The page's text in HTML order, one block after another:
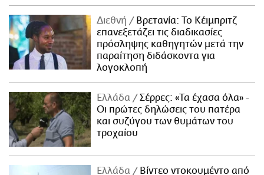
Διεθνή
Βρετανία: Το Κέιμπριτζ
επανεξετάζει τις διαδικασίες
πρόσληψης καθηγητών μετά την
παραίτηση διδάσκοντα για
λογοκλοπή
Ελλάδα
Σέρρες: «Τα έχασα όλα» -
Οι πρώτες δηλώσεις του πατέρα
και συζύγου των θυμάτων του
τροχαίου
Ελλάδα
Βίντεο ντοκουμέντο από